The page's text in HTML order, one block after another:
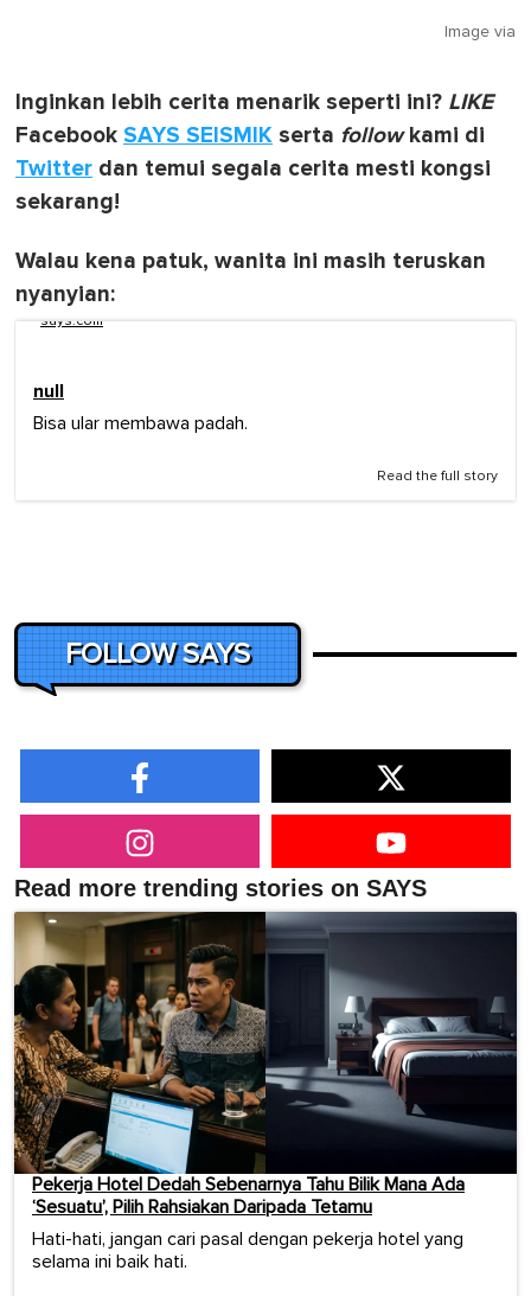
Image via
Inginkan lebih cerita menarik seperti ini? LIKE
Facebook SAYS SEISMIK serta followkami di
Twitter dan temui segala cerita mesti kongsi
sekarang!
Walau kena patuk, wanita ini masih teruskan
nyanyian:
says.com
null
Bisa ular membawa padah.
Read the full story
FOLLOW SAYS
Read more trending stories on SAYS
Pekerja Hotel Dedah Sebenarnya Tahu Bilik Mana Ada
‘Sesuatu’, Pilih Rahsiakan Daripada Tetamu
Hati-hati, jangan cari pasal dengan pekerja hotel yang
selama ini baik hati.